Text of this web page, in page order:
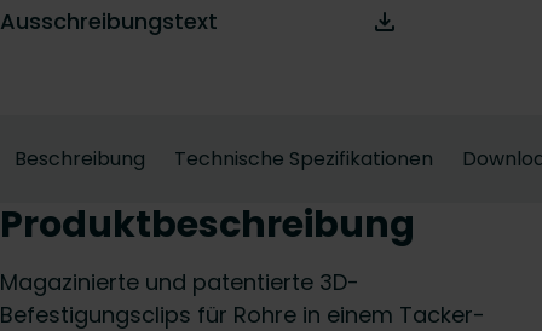
Ausschreibungstext
Beschreibung Technische Spezifikationen
Produktbeschreibung
Magazinierte und patentierte 3D-
Befestigungsclips für Rohre in einem Tacker-